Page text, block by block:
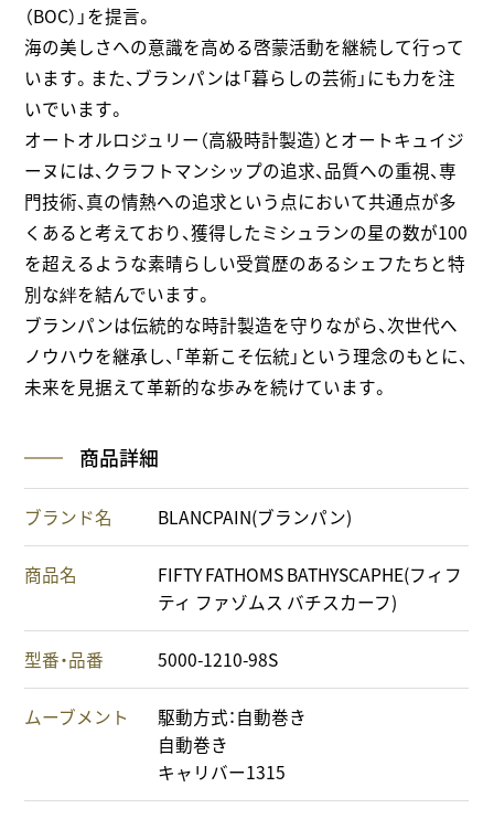
（BOC）」を提言。
海の美しさへの意識を高める啓蒙活動を継続して行って
います。また、ブランパンは「暮らしの芸術」にも力を注
いでいます。
オートオルロジュリー（高級時計製造）とオートキュイジ
ーヌには、クラフトマンシップの追求、品質への重視、専
門技術、真の情熱への追求という点において共通点が多
くあると考えており、獲得したミシュランの星の数が100
を超えるような素晴らしい受賞歴のあるシェフたちと特
別な絆を結んでいます。
ブランパンは伝統的な時計製造を守りながら、次世代へ
ノウハウを継承し、「革新こそ伝統」という理念のもとに、
未来を見据えて革新的な歩みを続けています。
商品詳細
ブランド名 BLANCPAIN(ブランパン)
商品名
FIFTY FATHOMS BATHYSCAPHE(フィフ
ティ ファゾムス バチスカーフ)
型番・品番 5000-1210-98S
ムーブメント
駆動方式：自動巻き
自動巻き
キャリバー1315